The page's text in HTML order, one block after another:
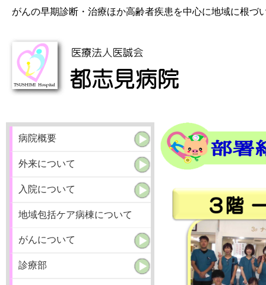
がんの早期診断・治療ほか高齢者疾患を中心に地域に根づ
病院概要
外来について
入院について
地域包括ケア病棟について
がんについて
診療部